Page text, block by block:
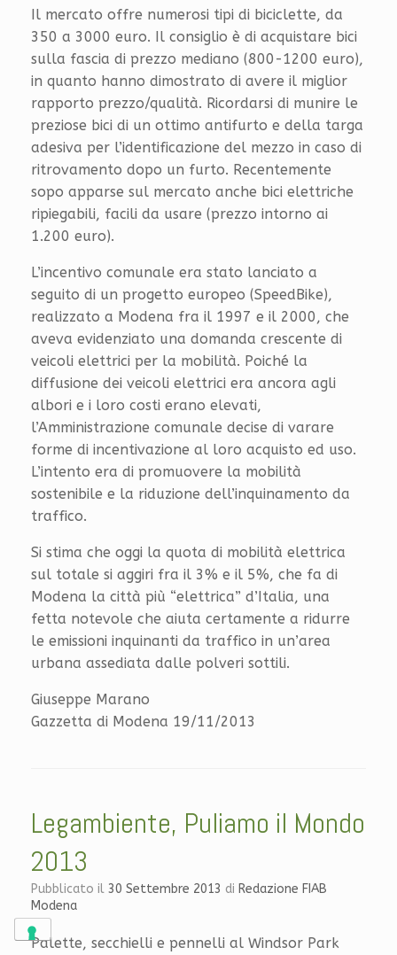
Il mercato offre numerosi tipi di biciclette, da
350 a 3000 euro. Il consiglio è di acquistare bici
sulla fascia di prezzo mediano (800-1200 euro),
in quanto hanno dimostrato di avere il miglior
rapporto prezzo/qualità. Ricordarsi di munire le
preziose bici di un ottimo antifurto e della targa
adesiva per l’identificazione del mezzo in caso di
ritrovamento dopo un furto. Recentemente
sopo apparse sul mercato anche bici elettriche
ripiegabili, facili da usare (prezzo intorno ai
1.200 euro).
L’incentivo comunale era stato lanciato a
seguito di un progetto europeo (SpeedBike),
realizzato a Modena fra il 1997 e il 2000, che
aveva evidenziato una domanda crescente di
veicoli elettrici per la mobilità. Poiché la
diffusione dei veicoli elettrici era ancora agli
albori e i loro costi erano elevati,
l’Amministrazione comunale decise di varare
forme di incentivazione al loro acquisto ed uso.
L’intento era di promuovere la mobilità
sostenibile e la riduzione dell’inquinamento da
traffico.
Si stima che oggi la quota di mobilità elettrica
sul totale si aggiri fra il 3% e il 5%, che fa di
Modena la città più “elettrica” d’Italia, una
fetta notevole che aiuta certamente a ridurre
le emissioni inquinanti da traffico in un’area
urbana assediata dalle polveri sottili.
Giuseppe Marano
Gazzetta di Modena 19/11/2013
Legambiente, Puliamo il Mondo
2013
Pubblicato il 30 Settembre 2013 di Redazione FIAB
Modena
Palette, secchielli e pennelli al Windsor Park